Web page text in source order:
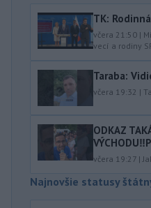
TK:
včera 21:50 |
vecí a rodiny
Taraba:
včera 19:32 |
ODKAZ
včera 19:27 |
Najnovšie statusy